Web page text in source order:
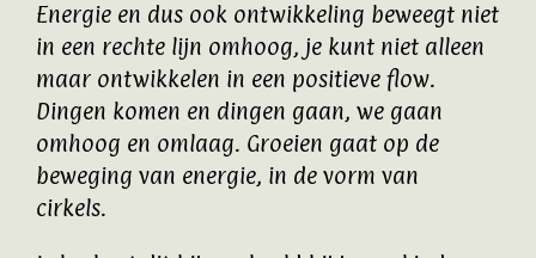
Energie en dus ook ontwikkeling beweegt niet
in een rechte lijn omhoog, je kunt niet alleen
maar ontwikkelen in een positieve flow.
Dingen komen en dingen gaan, we gaan
omhoog en omlaag. Groeien gaat op de
beweging van energie, in de vorm van
cirkels.